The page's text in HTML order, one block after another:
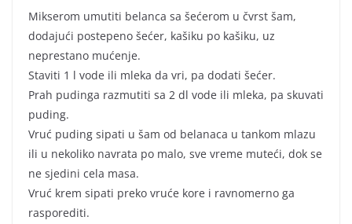
Mikserom umutiti belanca sa šećerom u čvrst šam,
dodajući postepeno šećer, kašiku po kašiku, uz
neprestano mućenje.
Staviti 1 l vode ili mleka da vri, pa dodati šećer.
Prah pudinga razmutiti sa 2 dl vode ili mleka, pa skuvati
puding.
Vruć puding sipati u šam od belanaca u tankom mlazu
ili u nekoliko navrata po malo, sve vreme muteći, dok se
ne sjedini cela masa.
Vruć krem sipati preko vruće kore i ravnomerno ga
rasporediti.